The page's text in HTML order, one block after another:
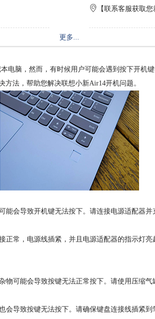
【联系客服获取您
更多...
脑，然而，有时候用户可能会遇到按下开机
法，帮助您解决联想小新Air14开机问题。
会导致开机键无法按下。请连接电源适配器并
常，电源线插紧，并且电源适配器的指示灯亮
可能会导致按键无法正常按下。请使用压缩气
导致按键无法按下。请确保键盘连接线插紧到